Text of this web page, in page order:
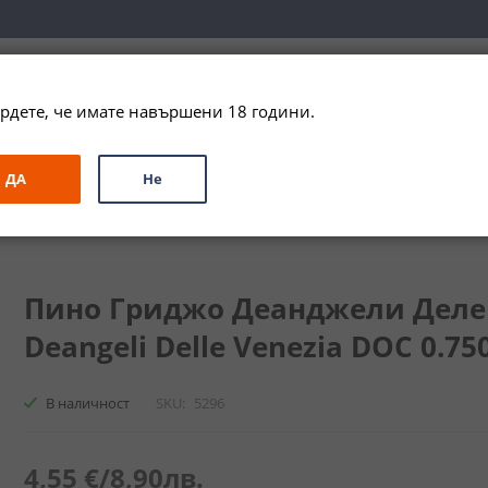
ЗА ПОДАРЪК ПРОМО СПЕЦИАЛНИ ПРЕДЛОЖЕНИЯ
Деле Венеция ДОК / Pinot Grigio Deangeli Delle Venezia
Пино Гриджо Деанджели
Deangeli Delle Venezia DOC
В наличност SKU 5296
4,55 €/8,90лв.
че имате навършени 18 години.
ДА Не